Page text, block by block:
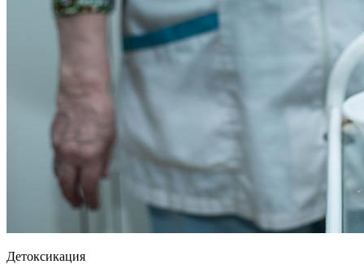
Детоксикация